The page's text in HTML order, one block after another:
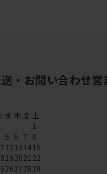
・お問い合わせ営
水 木 金 土
1
5 6 7 8
12131415
19202122
26272829